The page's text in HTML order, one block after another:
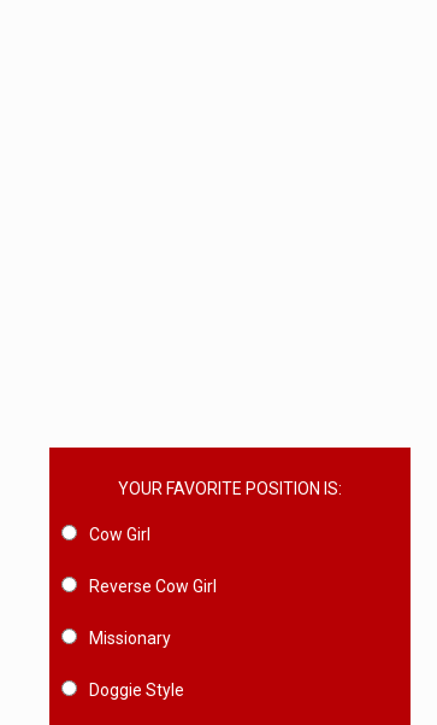
YOUR FAVORITE POSITION IS:
Cow Girl
Reverse Cow Girl
Missionary
Doggie Style